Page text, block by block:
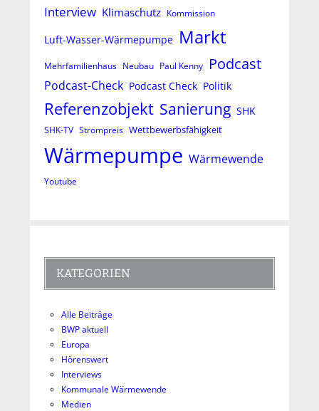
Interview Klimaschutz Kommission
Luft-Wasser-Wärmepumpe Markt
Mehrfamilienhaus Neubau Paul Kenny Podcast
Podcast-Check Podcast Check Politik
Referenzobjekt Sanierung SHK
SHK-TV Strompreis Wettbewerbsfähigkeit
Wärmepumpe Wärmewende
Youtube
KATEGORIEN
Alle Beiträge
BWP aktuell
Europa
Hörenswert
Interviews
Kommunale Wärmewende
Medien